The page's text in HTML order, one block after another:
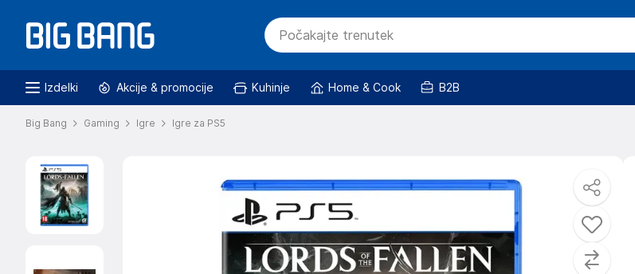
Izdelki Akcije & promocije Kuhinje Home & Cook B2B
Big Bang Gaming Igre Igre za PS5